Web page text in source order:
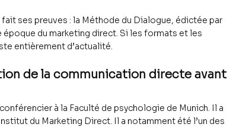
ses preuves : la Méthode du Dialogue, édictée par
du marketing direct. Si les formats et les
entièrement d’actualité.
de la communication directe avant
à la Faculté de psychologie de Munich. Il a
du Marketing Direct. Il a notamment été l’un des